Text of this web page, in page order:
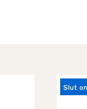
Slut